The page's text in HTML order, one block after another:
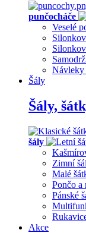
punčocháče
Veselé
Návleky
Šály
Šály,
šály
Zimní
Malé
Pončo a
Pánské
Akce